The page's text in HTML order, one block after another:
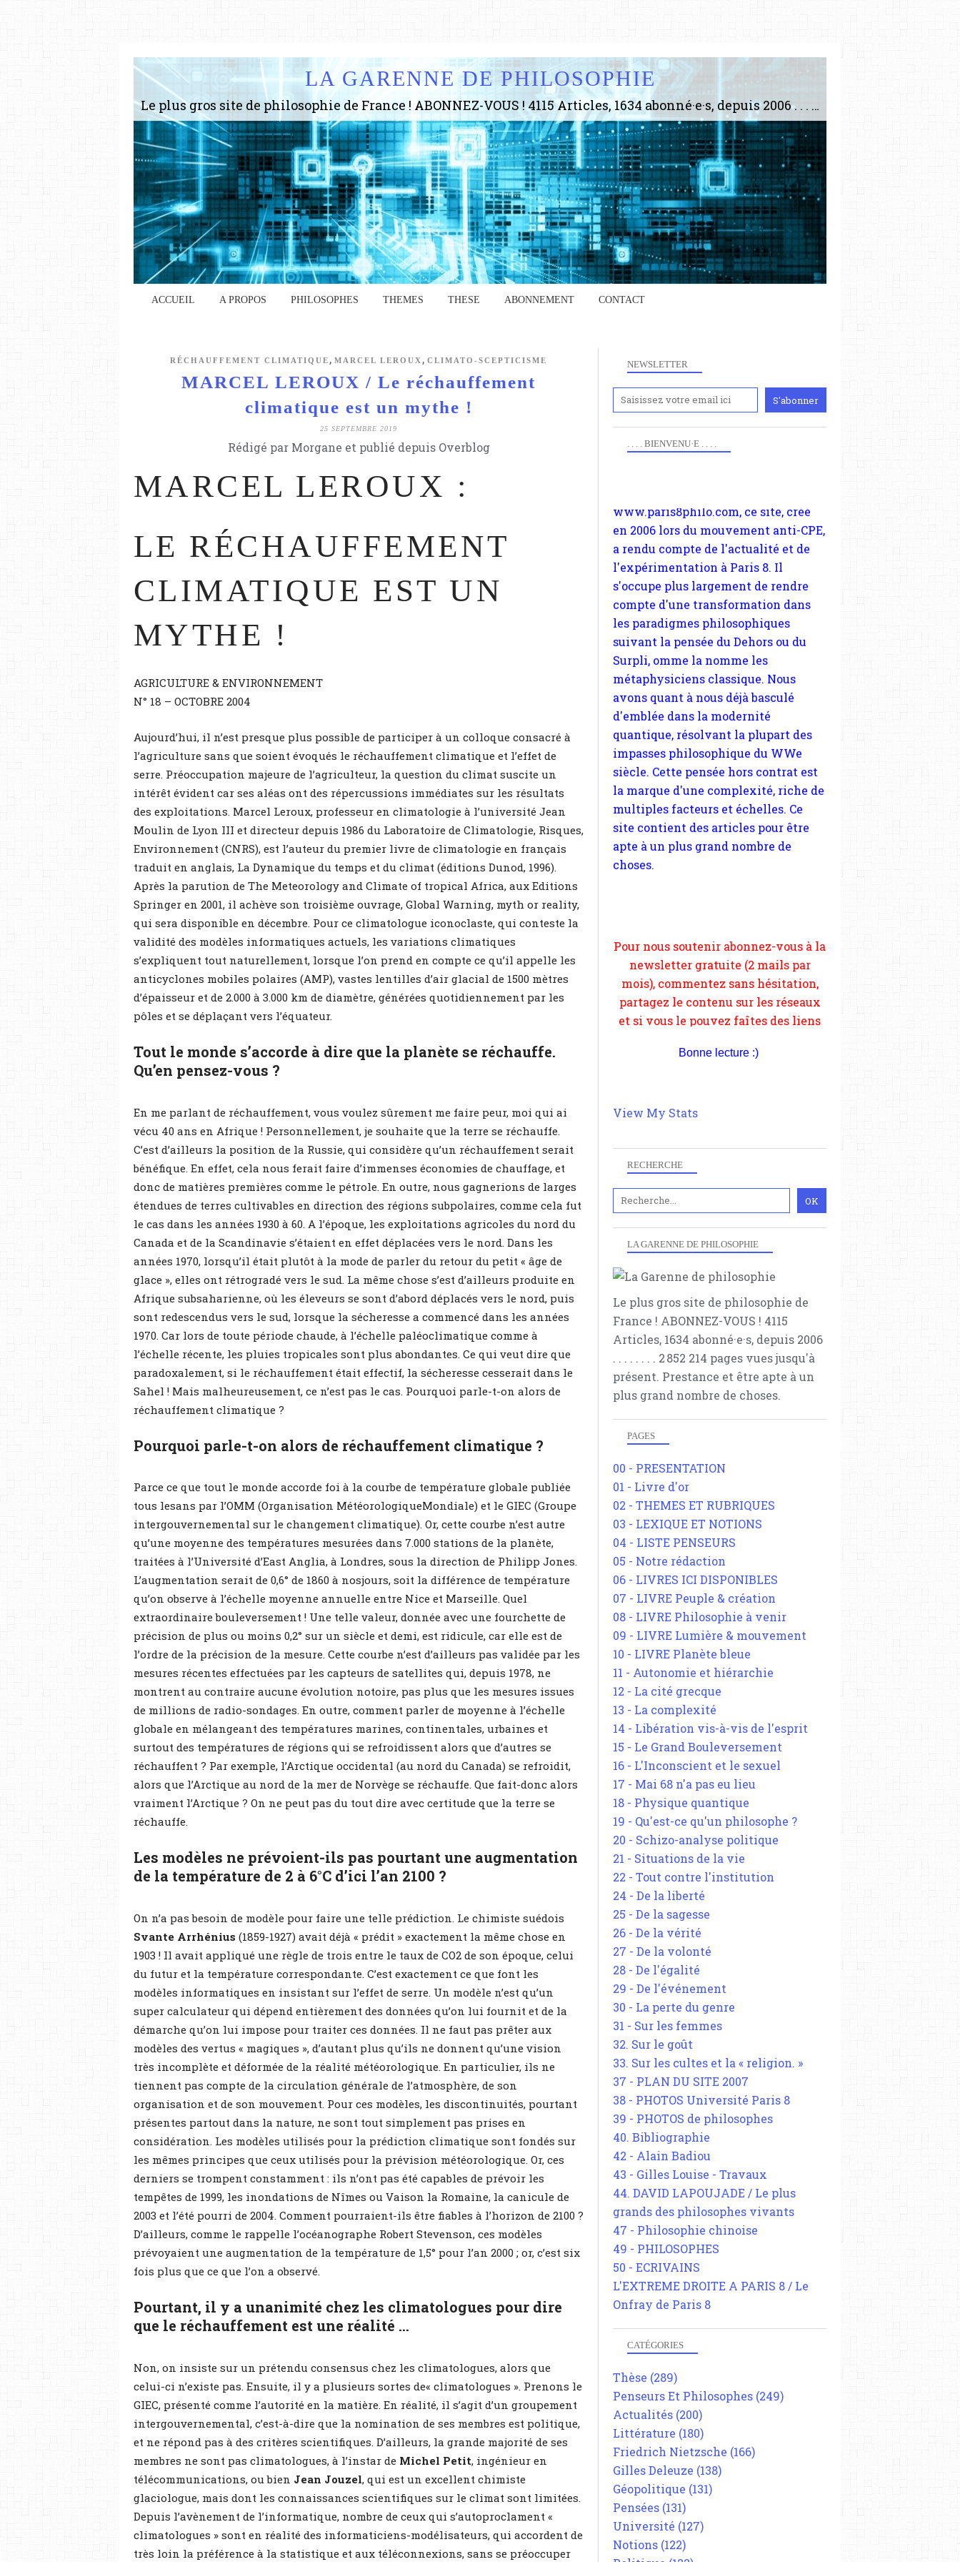
LA GARENNE DE PHILOSOPHIE
Le plus gros site de philosophie de France ! ABONNEZ-VOUS ! 4115 Articles, 1634 abonné·e·s, depuis 2006 . . . . . . . . 2 852 214 pages vues jusqu'à présent. Prestance et être apte à un plus grand nombre de choses.
ACCUEIL A PROPOS PHILOSOPHES THEMES THESE ABONNEMENT CONTACT
RÉCHAUFFEMENT CLIMATIQUE , MARCEL LEROUX , CLIMATO-SCEPTICISME
MARCEL LEROUX / Le réchauffement
climatique est un mythe !
25 SEPTEMBRE 2019
Rédigé par Morgane et publié depuis Overblog
MARCEL LEROUX :
LE RÉCHAUFFEMENT
CLIMATIQUE EST UN
MYTHE !
AGRICULTURE & ENVIRONNEMENT
N° 18 – OCTOBRE 2004
Aujourd’hui, il n’est presque plus possible de participer à un colloque consacré à
l’agriculture sans que soient évoqués le réchauffement climatique et l’effet de
serre. Préoccupation majeure de l’agriculteur, la question du climat suscite un
intérêt évident car ses aléas ont des répercussions immédiates sur les résultats
des exploitations. Marcel Leroux, professeur en climatologie à l’université Jean
Moulin de Lyon III et directeur depuis 1986 du Laboratoire de Climatologie, Risques,
Environnement (CNRS), est l’auteur du premier livre de climatologie en français
traduit en anglais, La Dynamique du temps et du climat (éditions Dunod, 1996).
Après la parution de The Meteorology and Climate of tropical Africa, aux Editions
Springer en 2001, il achève son troisième ouvrage, Global Warning, myth or reality,
qui sera disponible en décembre. Pour ce climatologue iconoclaste, qui conteste la
validité des modèles informatiques actuels, les variations climatiques
s’expliquent tout naturellement, lorsque l’on prend en compte ce qu’il appelle les
anticyclones mobiles polaires (AMP), vastes lentilles d’air glacial de 1500 mètres
d’épaisseur et de 2.000 à 3.000 km de diamètre, générées quotidiennement par les
pôles et se déplaçant vers l’équateur.
Tout le monde s’accorde à dire que la planète se réchauffe.
Qu’en pensez-vous ?
En me parlant de réchauffement, vous voulez sûrement me faire peur, moi qui ai
vécu 40 ans en Afrique ! Personnellement, je souhaite que la terre se réchauffe.
C’est d’ailleurs la position de la Russie, qui considère qu’un réchauffement serait
bénéfique. En effet, cela nous ferait faire d’immenses économies de chauffage, et
donc de matières premières comme le pétrole. En outre, nous gagnerions de larges
étendues de terres cultivables en direction des régions subpolaires, comme cela fut
le cas dans les années 1930 à 60. A l’époque, les exploitations agricoles du nord du
Canada et de la Scandinavie s’étaient en effet déplacées vers le nord. Dans les
années 1970, lorsqu’il était plutôt à la mode de parler du retour du petit « âge de
glace », elles ont rétrogradé vers le sud. La même chose s’est d’ailleurs produite en
Afrique subsaharienne, où les éleveurs se sont d’abord déplacés vers le nord, puis
sont redescendus vers le sud, lorsque la sécheresse a commencé dans les années
1970. Car lors de toute période chaude, à l’échelle paléoclimatique comme à
l’échelle récente, les pluies tropicales sont plus abondantes. Ce qui veut dire que
paradoxalement, si le réchauffement était effectif, la sécheresse cesserait dans le
Sahel ! Mais malheureusement, ce n’est pas le cas. Pourquoi parle-t-on alors de
réchauffement climatique ?
Pourquoi parle-t-on alors de réchauffement climatique ?
Parce ce que tout le monde accorde foi à la courbe de température globale publiée
tous lesans par l’OMM (Organisation MétéorologiqueMondiale) et le GIEC (Groupe
intergouvernemental sur le changement climatique). Or, cette courbe n’est autre
qu’une moyenne des températures mesurées dans 7.000 stations de la planète,
traitées à l’Université d’East Anglia, à Londres, sous la direction de Philipp Jones.
L’augmentation serait de 0,6° de 1860 à nosjours, soit la différence de température
qu’on observe à l’échelle moyenne annuelle entre Nice et Marseille. Quel
extraordinaire bouleversement ! Une telle valeur, donnée avec une fourchette de
précision de plus ou moins 0,2° sur un siècle et demi, est ridicule, car elle est de
l’ordre de la précision de la mesure. Cette courbe n’est d’ailleurs pas validée par les
mesures récentes effectuées par les capteurs de satellites qui, depuis 1978, ne
montrent au contraire aucune évolution notoire, pas plus que les mesures issues
de millions de radio-sondages. En outre, comment parler de moyenne à l’échelle
globale en mélangeant des températures marines, continentales, urbaines et
surtout des températures de régions qui se refroidissent alors que d’autres se
réchauffent ? Par exemple, l’Arctique occidental (au nord du Canada) se refroidit,
alors que l’Arctique au nord de la mer de Norvège se réchauffe. Que fait-donc alors
vraiment l’Arctique ? On ne peut pas du tout dire avec certitude que la terre se
réchauffe.
Les modèles ne prévoient-ils pas pourtant une augmentation
de la température de 2 à 6°C d’ici l’an 2100 ?
On n’a pas besoin de modèle pour faire une telle prédiction. Le chimiste suédois
Svante Arrhénius (1859-1927) avait déjà « prédit » exactement la même chose en
1903 ! Il avait appliqué une règle de trois entre le taux de CO2 de son époque, celui
du futur et la température correspondante. C’est exactement ce que font les
modèles informatiques en insistant sur l’effet de serre. Un modèle n’est qu’un
super calculateur qui dépend entièrement des données qu’on lui fournit et de la
démarche qu’on lui impose pour traiter ces données. Il ne faut pas prêter aux
modèles des vertus « magiques », d’autant plus qu’ils ne donnent qu’une vision
très incomplète et déformée de la réalité météorologique. En particulier, ils ne
tiennent pas compte de la circulation générale de l’atmosphère, de son
organisation et de son mouvement. Pour ces modèles, les discontinuités, pourtant
présentes partout dans la nature, ne sont tout simplement pas prises en
considération. Les modèles utilisés pour la prédiction climatique sont fondés sur
les mêmes principes que ceux utilisés pour la prévision météorologique. Or, ces
derniers se trompent constamment : ils n’ont pas été capables de prévoir les
tempêtes de 1999, les inondations de Nîmes ou Vaison la Romaine, la canicule de
2003 et l’été pourri de 2004. Comment pourraient-ils être fiables à l’horizon de 2100 ?
D’ailleurs, comme le rappelle l’océanographe Robert Stevenson, ces modèles
prévoyaient une augmentation de la température de 1,5° pour l’an 2000 ; or, c’est six
fois plus que ce que l’on a observé.
Pourtant, il y a unanimité chez les climatologues pour dire
que le réchauffement est une réalité …
Non, on insiste sur un prétendu consensus chez les climatologues, alors que
celui-ci n’existe pas. Ensuite, il y a plusieurs sortes de« climatologues ». Prenons le
GIEC, présenté comme l’autorité en la matière. En réalité, il s’agit d’un groupement
intergouvernemental, c’est-à-dire que la nomination de ses membres est politique,
et ne répond pas à des critères scientifiques. D’ailleurs, la grande majorité de ses
membres ne sont pas climatologues, à l’instar de Michel Petit, ingénieur en
télécommunications, ou bien Jean Jouzel, qui est un excellent chimiste
glaciologue, mais dont les connaissances scientifiques sur le climat sont limitées.
Depuis l’avènement de l’informatique, nombre de ceux qui s’autoproclament «
climatologues » sont en réalité des informaticiens-modélisateurs, qui accordent de
très loin la préférence à la statistique et aux téléconnexions, sans se préoccuper
NEWSLETTER
RECHERCHE
LA GARENNE DE PHILOSOPHIE
Le plus gros site de philosophie de
France ! ABONNEZ-VOUS ! 4115
Articles, 1634 abonné·e·s, depuis 2006
. . . . . . . . 2 852 214 pages vues jusqu'à
présent. Prestance et être apte à un
plus grand nombre de choses.
PAGES
00 - PRESENTATION
01 - Livre d'or
02 - THEMES ET RUBRIQUES
03 - LEXIQUE ET NOTIONS
04 - LISTE PENSEURS
05 - Notre rédaction
06 - LIVRES ICI DISPONIBLES
07 - LIVRE Peuple & création
08 - LIVRE Philosophie à venir
09 - LIVRE Lumière & mouvement
10 - LIVRE Planète bleue
11 - Autonomie et hiérarchie
12 - La cité grecque
13 - La complexité
14 - Libération vis-à-vis de l'esprit
15 - Le Grand Bouleversement
16 - L'Inconscient et le sexuel
17 - Mai 68 n'a pas eu lieu
18 - Physique quantique
19 - Qu'est-ce qu'un philosophe ?
20 - Schizo-analyse politique
21 - Situations de la vie
22 - Tout contre l'institution
24 - De la liberté
25 - De la sagesse
26 - De la vérité
27 - De la volonté
28 - De l'égalité
29 - De l'événement
30 - La perte du genre
31 - Sur les femmes
32. Sur le goût
33. Sur les cultes et la « religion. »
37 - PLAN DU SITE 2007
38 - PHOTOS Université Paris 8
39 - PHOTOS de philosophes
40. Bibliographie
42 - Alain Badiou
43 - Gilles Louise - Travaux
44. DAVID LAPOUJADE / Le plus
grands des philosophes vivants
47 - Philosophie chinoise
49 - PHILOSOPHES
50 - ECRIVAINS
L'EXTREME DROITE A PARIS 8 / Le
Onfray de Paris 8
CATÉGORIES
Thèse (289)
Penseurs Et Philosophes (249)
Actualités (200)
Littérature (180)
Friedrich Nietzsche (166)
Gilles Deleuze (138)
Géopolitique (131)
Pensées (131)
Université (127)
Notions (122)
. . . . BIENVENU·E . . . .
Anciennement
www.paris8philo.com, ce site, créé
en 2006 lors du mouvement anti-CPE,
compte d'une transformation dans
les paradigmes philosophiques
suivant la pensée du Dehors ou du
Surpli, omme la nomme les
métaphysiciens classique. Nous
avons quant à nous déjà basculé
d'emblée dans la modernité
quantique, résolvant la plupart des
impasses philosophique du WWe
siècle. Cette pensée hors contrat est
la marque d'une complexité, riche de
multiples facteurs et échelles. Ce
site contient des articles pour être
apte à un plus grand nombre de
choses.
et si vous le pouvez faîtes des liens
depuis votre site.
Bonne lecture :)
View My Stats